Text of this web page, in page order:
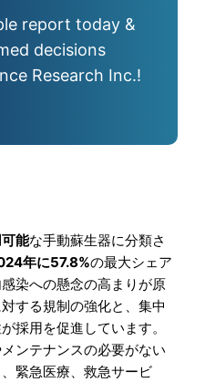
report today &
decisions
Research Inc.!
能な手動蘇生器に分類さ
年に57.8%の最大シェア
染への懸念の高まりが原
する規制の強化と、集中
採用を促進しています。
ンテナンスの必要がない
緊急医療、救急サービ